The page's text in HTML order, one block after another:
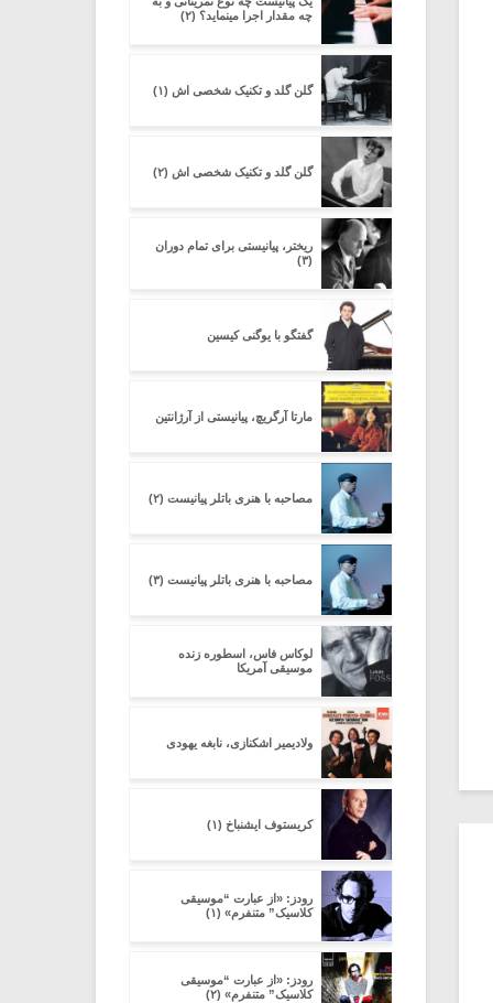
چه مقدار اجرا مینماید؟ (۲)
گلن گلد و تکنیک شخصی اش (۱)
گلن گلد و تکنیک شخصی اش (۲)
ریختر، پیانیستی برای تمام دوران
(۳)
گفتگو با یوگنی کیسین
مارتا آرگریچ، پیانیستی از آرژانتین
مصاحبه با هنری باتلر پیانیست (۲)
مصاحبه با هنری باتلر پیانیست (۳)
لوکاس فاس، اسطوره زنده
موسیقی آمریکا
ولادیمیر اشکنازی، نابغه یهودی
کریستوف ایشنباخ (۱)
رودز: «از عبارت “موسیقی
کلاسیک” متنفرم» (۱)
رودز: «از عبارت “موسیقی
کلاسیک” متنفرم» (۲)